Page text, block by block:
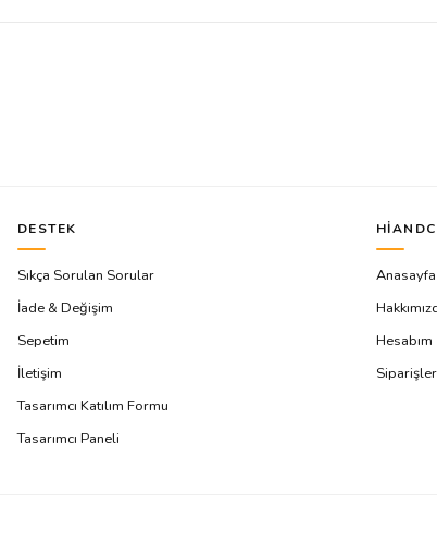
DESTEK
Sıkça Sorulan Sorular
İade & Değişim
Sepetim
İletişim
Tasarımcı Katılım Formu
Tasarımcı Paneli
Anasayfa
Hesabım